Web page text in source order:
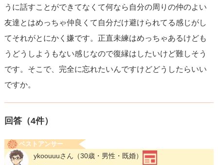
うに話すことができてなくて何なら自分の周りの仲のよい
友達とはめっちゃ仲良くて自分だけ避けられてる感じがし
てそれがとにかく嫌です。正直未練はめっちゃあるけども
うどうしようもない感じなので復縁はしたいけど難しそう
です。そこで、完全に忘れたいんですけどどうしたらいい
ですか。
回答（4件）
ベストアンサー
ykoouuuさん （30歳・男性・既婚）